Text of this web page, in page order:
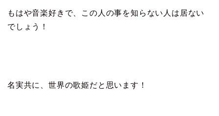
もはや音楽好きで、この人の事を知らない人は居ない
でしょう！
名実共に、世界の歌姫だと思います！